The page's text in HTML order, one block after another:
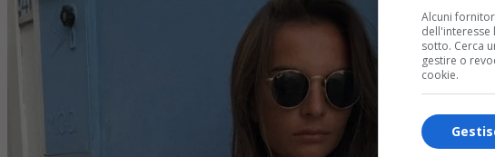
Alcuni
sotto. Cerca
gestire o
cookie.